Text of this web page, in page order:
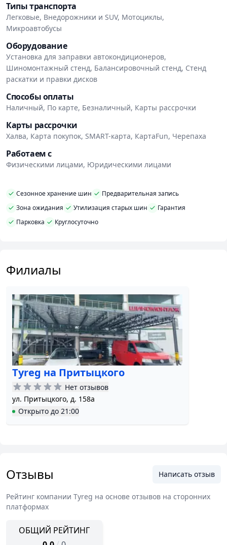
с даты продажи, а на диски — 12 месяцев. При
получении товара необходимо проверить его на
наличие видимых дефектов. В случае обнаружения
брака товар подлежит обмену. Гарантия также
распространяется на заводские дефекты,
выявленные при монтаже.
Типы транспорта
Легковые, Внедорожники и SUV, Мотоциклы,
Микроавтобусы
Оборудование
Установка для заправки автокондиционеров,
Шиномонтажный стенд, Балансировочный стенд, Стенд
раскатки и правки дисков
Способы оплаты
Наличный, По карте, Безналичный, Карты рассрочки
Карты рассрочки
Халва, Карта покупок, SMART-карта, КартаFun, Черепаха
Работаем с
Физическими лицами, Юридическими лицами
Сезонное хранение шин
Предварительная запись
Зона ожидания
Утилизация старых шин
Гарантия
Парковка
Круглосуточно
Филиалы
Tyreg на Притыцкого
Нет отзывов
ул. Притыцкого, д. 158а
Открыто до 21:00
Отзывы Написать отзыв
Рейтинг компании Tyreg на основе отзывов на сторонних
платформах
ОБЩИЙ РЕЙТИНГ